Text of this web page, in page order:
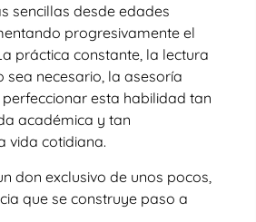
sencillas desde edades
progresivamente el
práctica constante, la lectura
sea necesario, la asesoría
esta habilidad tan
académica y tan
vida cotidiana.
don exclusivo de unos pocos,
que se construye paso a